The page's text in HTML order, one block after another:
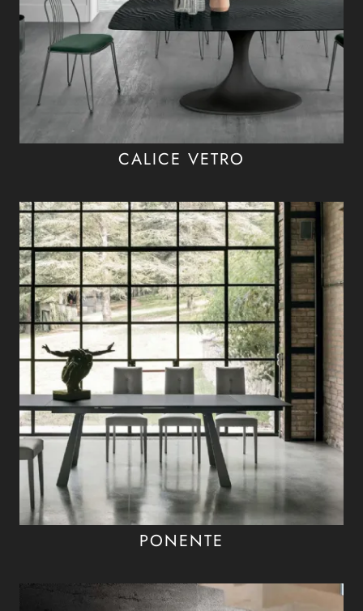
CALICE VETRO
PONENTE